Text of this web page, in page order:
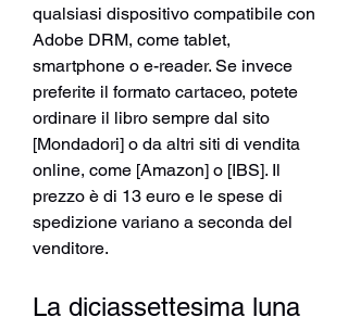
qualsiasi dispositivo compatibile con
Adobe DRM, come tablet,
smartphone o e-reader. Se invece
preferite il formato cartaceo, potete
ordinare il libro sempre dal sito
[Mondadori] o da altri siti di vendita
online, come [Amazon] o [IBS]. Il
prezzo è di 13 euro e le spese di
spedizione variano a seconda del
venditore.
La diciassettesima luna